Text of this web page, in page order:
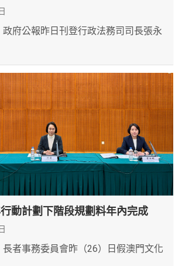
公報昨日刊登行政法務司司長張永
動計劃下階段規劃料年內完成
事務委員會昨（26）日假澳門文化